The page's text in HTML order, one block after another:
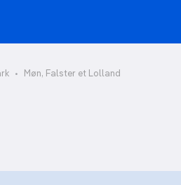
Møn, Falster et Lolland
du Møns Fyr